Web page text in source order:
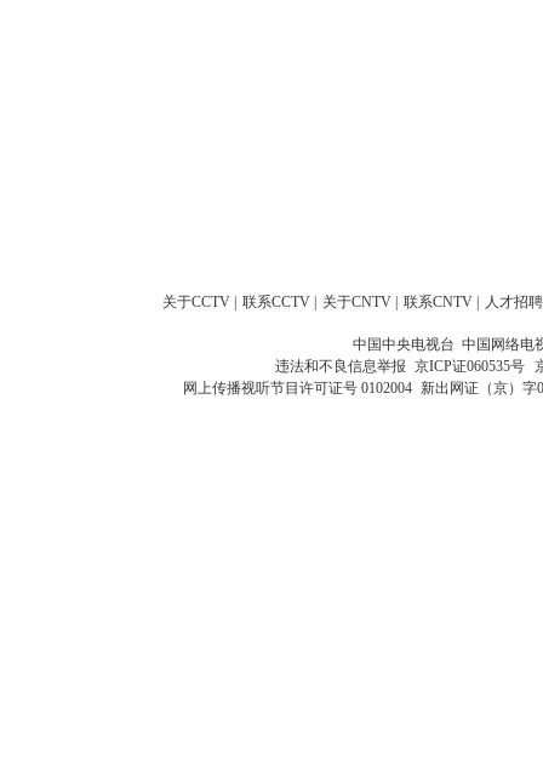
关于CCTV 联系CCTV 关于CNTV 联系CNTV 人才招聘
中国中央电视台 中国网络电
违法和不良信息举报 京ICP证060535号
网上传播视听节目许可证号 0102004 新出网证（京）